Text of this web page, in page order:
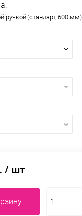
ручкой (стандарт, 600 мм)
/ шт